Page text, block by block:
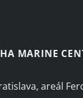
MARINE
areál